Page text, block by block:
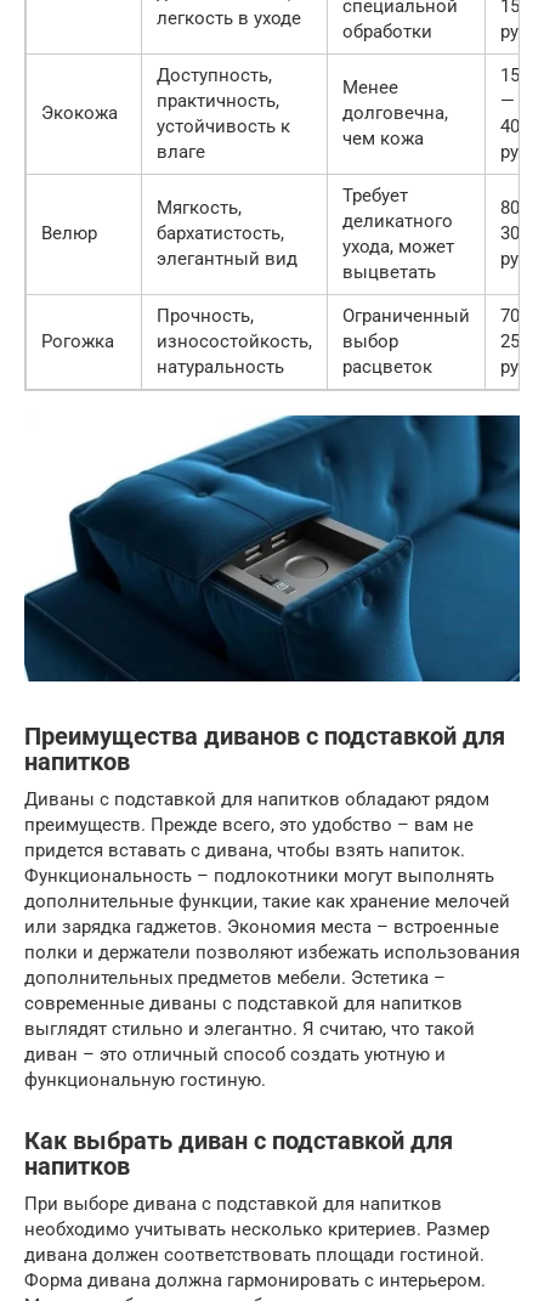
легкость в уходе
специальной
обработки
руб.
Экокожа
Доступность,
практичность,
устойчивость к
влаге
Менее
долговечна,
чем кожа
1500
—
4000
руб.
Велюр
Мягкость,
бархатистость,
элегантный вид
Требует
деликатного
ухода, может
выцветать
800
3000
руб.
Рогожка
Прочность,
износостойкость,
натуральность
Ограниченный
выбор
расцветок
700
2500
руб.
Преимущества диванов с подставкой для
напитков
Диваны с подставкой для напитков обладают рядом
преимуществ. Прежде всего, это удобство – вам не
придется вставать с дивана, чтобы взять напиток.
Функциональность – подлокотники могут выполнять
дополнительные функции, такие как хранение мелочей
или зарядка гаджетов. Экономия места – встроенные
полки и держатели позволяют избежать использования
дополнительных предметов мебели. Эстетика –
современные диваны с подставкой для напитков
выглядят стильно и элегантно. Я считаю, что такой
диван – это отличный способ создать уютную и
функциональную гостиную.
Как выбрать диван с подставкой для
напитков
При выборе дивана с подставкой для напитков
необходимо учитывать несколько критериев. Размер
дивана должен соответствовать площади гостиной.
Форма дивана должна гармонировать с интерьером.